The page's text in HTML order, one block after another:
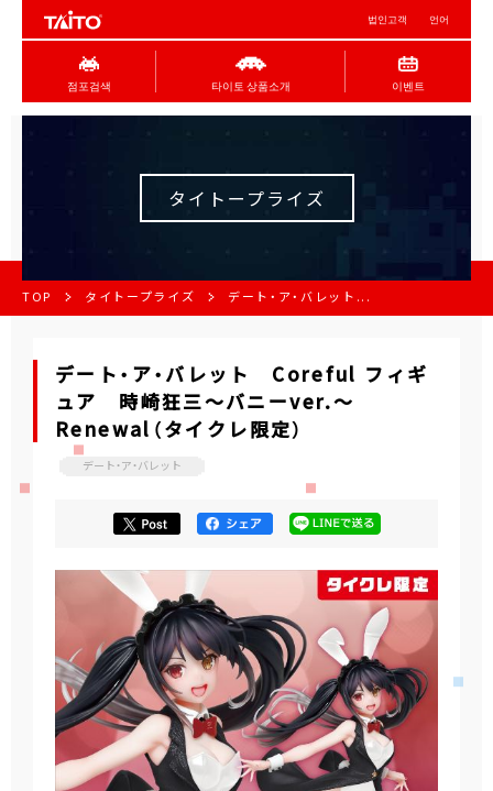
법인고객 언어
점포검색 타이토 상품소개 이벤트
タイトープライズ
TOP タイトープライズ デート・ア・バレット...
デート・ア・バレット Coreful フィギ
ュア 時崎狂三～バニーver.～
Renewal（タイクレ限定）
デート・ア・バレット